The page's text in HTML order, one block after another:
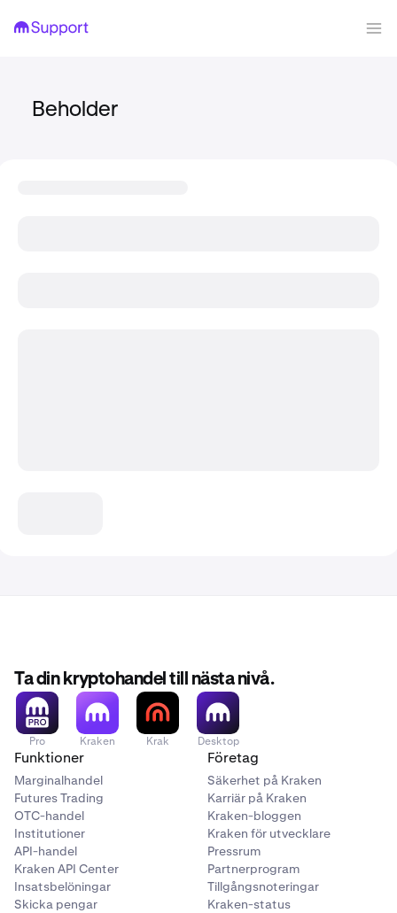
Beholder
Ta din kryptohandel till nästa nivå.
Pro Kraken Krak Desktop
Funktioner
Marginalhandel
Futures Trading
OTC-handel
Institutioner
API-handel
Kraken API Center
Insatsbelöningar
Skicka pengar
Företag
Säkerhet på Kraken
Karriär på Kraken
Kraken-bloggen
Kraken för utvecklare
Pressrum
Partnerprogram
Tillgångsnoteringar
Kraken-status